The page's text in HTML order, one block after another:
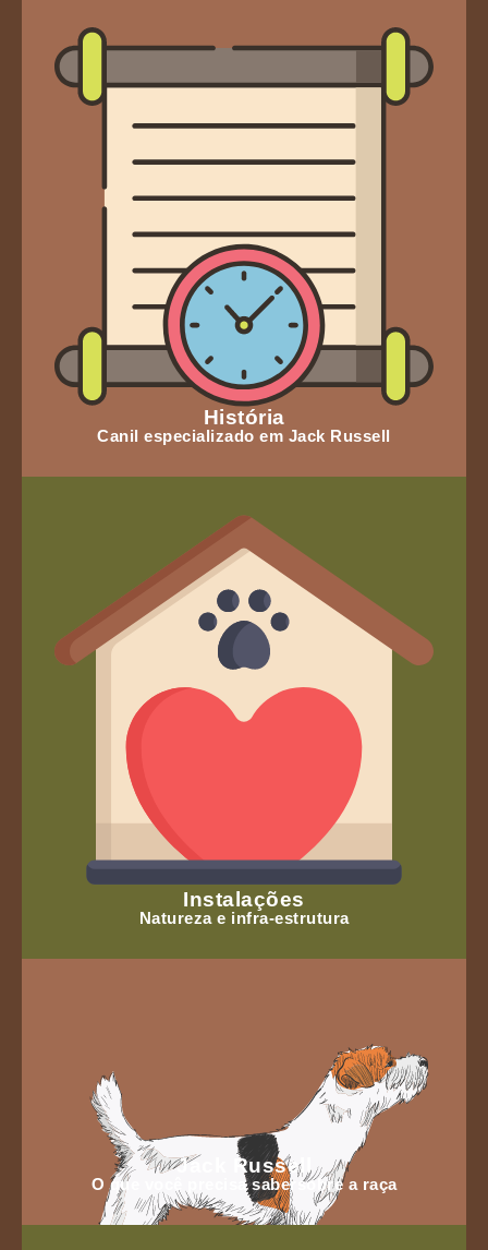
História
Canil especializado em Jack Russell
Instalações
Natureza e infra-estrutura
Jack Russell
O que você precisa sabersobre a raça